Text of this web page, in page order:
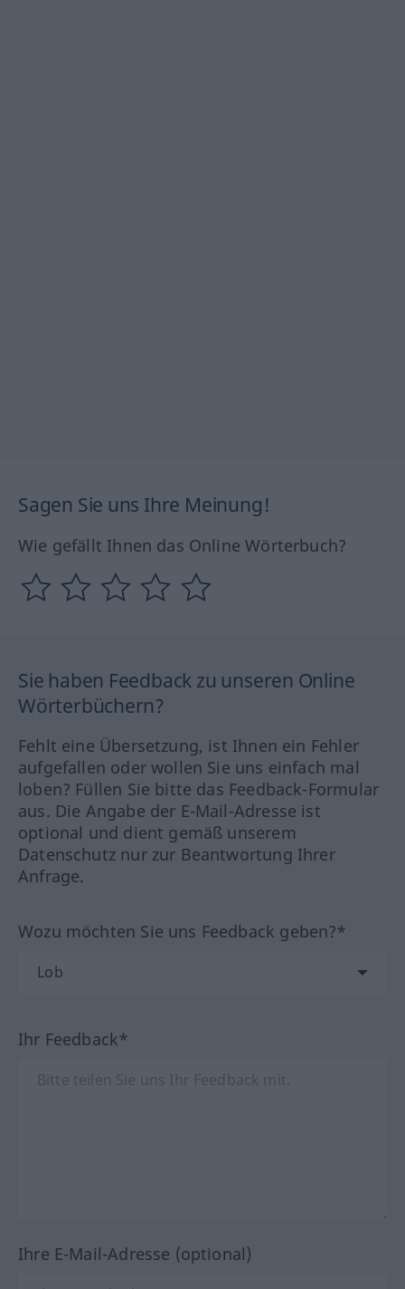
Sagen Sie uns Ihre Meinung!
Wie gefällt Ihnen das Online Wörterbuch?
Sie haben Feedback zu unseren Online
Wörterbüchern?
Fehlt eine Übersetzung, ist Ihnen ein Fehler
aufgefallen oder wollen Sie uns einfach mal
loben? Füllen Sie bitte das Feedback-Formular
aus. Die Angabe der E-Mail-Adresse ist
optional und dient gemäß unserem
Datenschutz nur zur Beantwortung Ihrer
Anfrage.
Wozu möchten Sie uns Feedback geben?*
Ihr Feedback*
Ihre E-Mail-Adresse (optional)